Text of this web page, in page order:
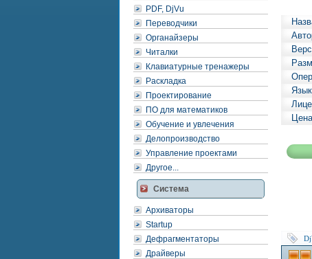
PDF, DjVu
Переводчики
Органайзеры
Читалки
Клавиатурные тренажеры
Раскладка
Проектирование
ПО для математиков
Обучение и увлечения
Делопроизводство
Управление проектами
Другое...
Система
Архиваторы
Startup
Дефрагментаторы
Драйверы